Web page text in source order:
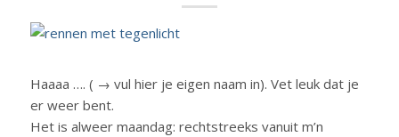
Haaaa …. ( → vul hier je eigen naam in). Vet leuk dat je
er weer bent.
Het is alweer maandag: rechtstreeks vanuit m’n